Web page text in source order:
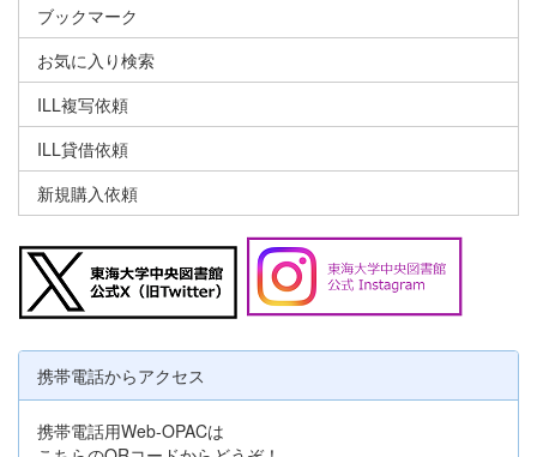
ブックマーク
お気に入り検索
ILL複写依頼
ILL貸借依頼
新規購入依頼
携帯電話からアクセス
携帯電話用Web-OPACは